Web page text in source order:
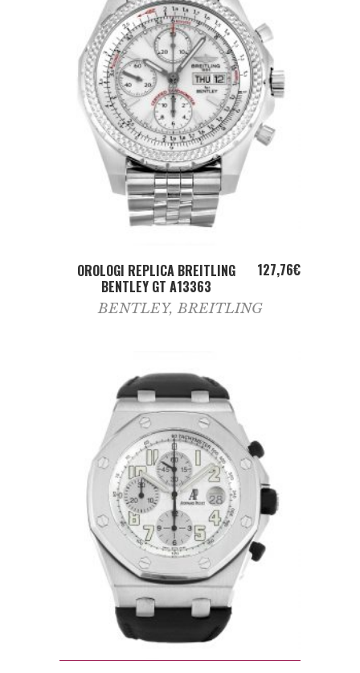
ADD TO CART
OROLOGI REPLICA BREITLING
BENTLEY GT A13363
127,76€
BENTLEY,BREITLING